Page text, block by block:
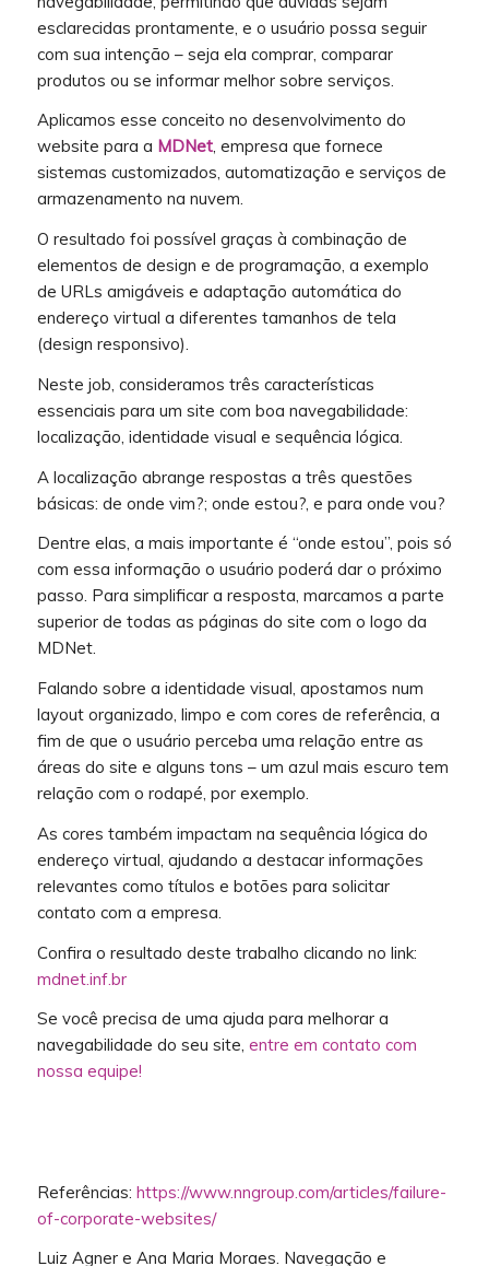
esclarecidas prontamente, e o usuário possa seguir
com sua intenção – seja ela comprar, comparar
produtos ou se informar melhor sobre serviços.
Aplicamos esse conceito no desenvolvimento do
website para a MDNet, empresa que fornece
sistemas customizados, automatização e serviços de
armazenamento na nuvem.
O resultado foi possível graças à combinação de
elementos de design e de programação, a exemplo
de URLs amigáveis e adaptação automática do
endereço virtual a diferentes tamanhos de tela
(design responsivo).
Neste job, consideramos três características
essenciais para um site com boa navegabilidade:
localização, identidade visual e sequência lógica.
A localização abrange respostas a três questões
básicas: de onde vim?; onde estou?, e para onde vou?
Dentre elas, a mais importante é “onde estou”, pois só
com essa informação o usuário poderá dar o próximo
passo. Para simplificar a resposta, marcamos a parte
superior de todas as páginas do site com o logo da
MDNet.
Falando sobre a identidade visual, apostamos num
layout organizado, limpo e com cores de referência, a
fim de que o usuário perceba uma relação entre as
áreas do site e alguns tons – um azul mais escuro tem
relação com o rodapé, por exemplo.
As cores também impactam na sequência lógica do
endereço virtual, ajudando a destacar informações
relevantes como títulos e botões para solicitar
contato com a empresa.
Confira o resultado deste trabalho clicando no link:
mdnet.inf.br
Se você precisa de uma ajuda para melhorar a
navegabilidade do seu site, entre em contato com
nossa equipe!
Referências: https://www.nngroup.com/articles/failure-
of-corporate-websites/
Luiz Agner e Ana Maria Moraes. Navegação e